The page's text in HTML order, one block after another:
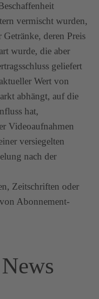
vermischt wurden,
deren Preis
wurde, die aber
geliefert
Wert von
abhängt, auf die
hat,
Videoaufnahmen
versiegelten
nach der
Zeitschriften oder
Abonnement-